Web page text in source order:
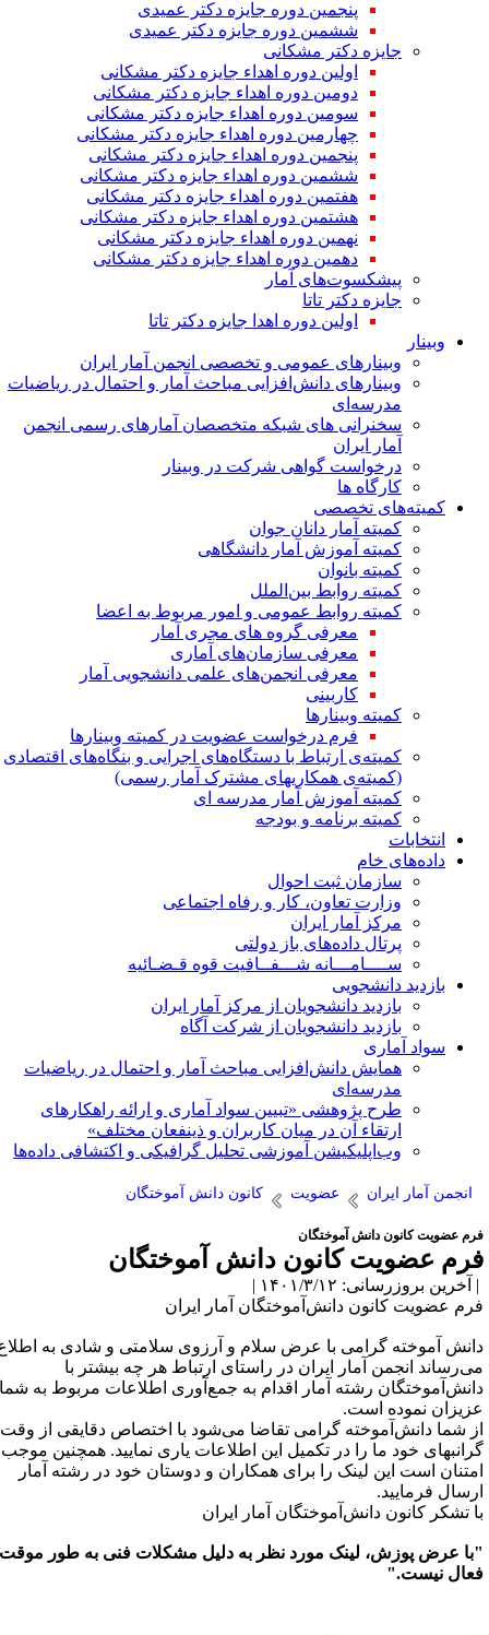
پنجمین دوره جایزه دکتر عمیدی
ششمین دوره جایزه دکتر عمیدی
جایزه دکتر مشکانی
اولین دوره اهداء جایزه دکتر مشکانی
دومین دوره اهداء جایزه دکتر مشکانی
سومین دوره اهداء جایزه دکتر مشکانی
چهارمین دوره اهداء جایزه دکتر مشکانی
پنجمین دوره اهداء جایزه دکتر مشکانی
ششمین دوره اهداء جایزه دکتر مشکانی
هفتمین دوره اهداء جایزه دکتر مشکانی
هشتمین دوره اهداء جایزه دکتر مشکانی
نهمین دوره اهداء جایزه دکتر مشکانی
دهمین دوره اهداء جایزه دکتر مشکانی
پیشکسوت‌های آمار
جایزه دکتر تاتا
اولین دوره اهدا جایزه دکتر تاتا
وبینار
وبینارهای عمومی و تخصصی انجمن آمار ایران
وبینارهای دانش‌افزایی مباحث آمار و احتمال در ریاضیات
مدرسه‌ای
سخنرانی های شبکه متخصصان آمارهای رسمی انجمن
آمار ایران
درخواست گواهی شرکت در وبینار
کارگاه ها
کمیته‌های تخصصی
کمیته آمار دانان جوان
کمیته آموزش آمار دانشگاهی
کمیته بانوان
کمیته روابط بین‌الملل
کمیته روابط عمومی و امور مربوط به اعضا
معرفی گروه های مجری آمار
معرفی سازمان‌های آماری
معرفی انجمن‌های علمی دانشجویی آمار
کاربینی
کمیته وبینارها
فرم درخواست عضویت در کمیته وبینارها
کمیته‌ی ارتباط با دستگاه‌های اجرایی و بنگاه‌های اقتصادی
(کمیته‌ی همکاریهای مشترک آمار رسمی)
کمیته آموزش آمار مدرسه ای
کمیته برنامه و بودجه
انتخابات
داده‌های خام
سازمان ثبت احوال
وزارت تعاون، کار و رفاه اجتماعی
مرکز آمار ایران
پرتال داده‌های باز دولتی
ســــامـــانه شـــفــافیت قوه قـضـائیه
بازدید دانشجویی
بازدید دانشجویان از مرکز آمار ایران
بازدید دانشجویان از شرکت آگاه
سواد آماری
همایش دانش‌افزایی مباحث آمار و احتمال در ریاضیات
مدرسه‌ای
طرح پژوهشی «تبیین سواد آماری و ارائه راهکارهای
ارتقاء آن در میان کاربران و ذینفعان مختلف»
وب‌اپلیکیشن آموزشی تحلیل گرافیکی و اکتشافی داده‌ها
انجمن آمار ایران عضویت کانون دانش آموختگان
عضویت کانون دانش آموختگان
عضویت کانون دانش آموختگان
بروزرسانی: ۱۴۰۱/۳/۱۲ |
عضویت کانون دانش‌آموختگان آمار ایران
آموخته گرامی با عرض سلام و آرزوی سلامتی و شادی به اطلاع
انجمن آمار ایران در راستای ارتباط هر چه بیشتر با
رشته آمار اقدام به جمع‌آوری اطلاعات مربوط به شما
نموده است.
شما دانش‌آموخته گرامی تقاضا می‌شود با اختصاص دقایقی از وقت
خود ما را در تکمیل این اطلاعات یاری نمایید. همچنین موجب
است این لینک را برای همکاران و دوستان خود در رشته آمار
فرمایید.
تشکر کانون دانش‌آموختگان آمار ایران
عرض پوزش، لینک مورد نظر به دلیل مشکلات فنی به طور موقت
نیست."